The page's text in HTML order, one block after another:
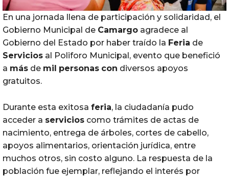
En una jornada llena de participación y solidaridad, el
Gobierno Municipal de Camargo agradece al
Gobierno del Estado por haber traído la Feria de
Servicios al Poliforo Municipal, evento que benefició
a más de mil personas con diversos apoyos
gratuitos.
Durante esta exitosa feria, la ciudadanía pudo
acceder a servicios como trámites de actas de
nacimiento, entrega de árboles, cortes de cabello,
apoyos alimentarios, orientación jurídica, entre
muchos otros, sin costo alguno. La respuesta de la
población fue ejemplar, reflejando el interés por